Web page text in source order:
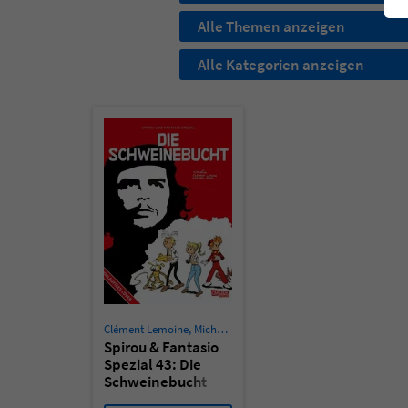
Alle Themen anzeigen
Alle Kategorien anzeigen
Clément Lemoine, Michaël Baril
Spirou & Fantasio
Spezial 43: Die
Schweinebucht